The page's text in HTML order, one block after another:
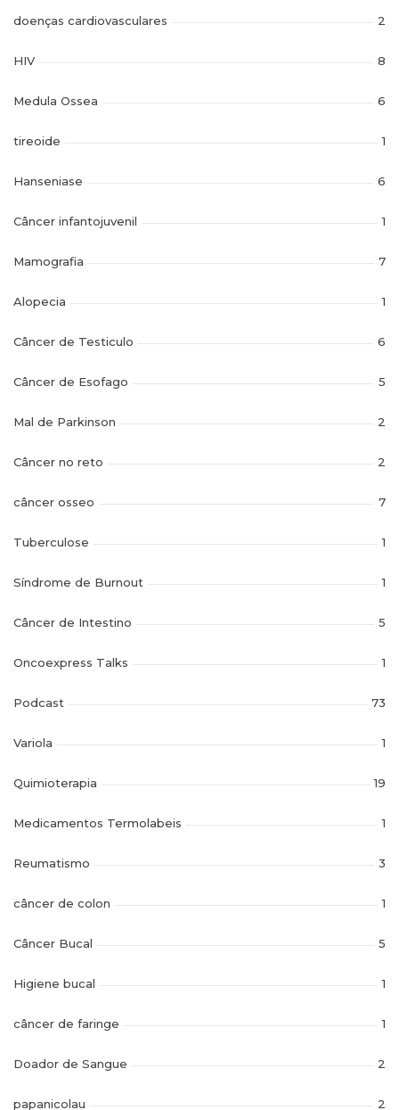
doenças cardiovasculares 2
HIV 8
Medula Ossea 6
tireoide 1
Hanseniase 6
Câncer infantojuvenil 1
Mamografia 7
Alopecia 1
Câncer de Testiculo 6
Câncer de Esofago 5
Mal de Parkinson 2
Câncer no reto 2
câncer osseo 7
Tuberculose 1
Síndrome de Burnout 1
Câncer de Intestino 5
Oncoexpress Talks 1
Podcast 73
Variola 1
Quimioterapia 19
Medicamentos Termolabeis 1
Reumatismo 3
câncer de colon 1
Câncer Bucal 5
Higiene bucal 1
câncer de faringe 1
Doador de Sangue 2
papanicolau 2